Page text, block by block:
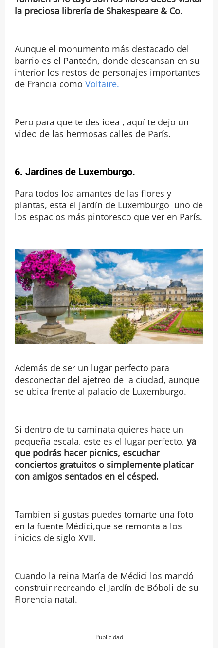
la preciosa librería de Shakespeare & Co.
Aunque el monumento más destacado del
barrio es el Panteón, donde descansan en su
interior los restos de personajes importantes
de Francia como Voltaire.
Pero para que te des idea , aquí te dejo un
video de las hermosas calles de París.
6. Jardines de Luxemburgo.
Para todos loa amantes de las flores y
plantas, esta el jardín de Luxemburgo uno de
los espacios más pintoresco que ver en París.
Además de ser un lugar perfecto para
desconectar del ajetreo de la ciudad, aunque
se ubica frente al palacio de Luxemburgo.
Sí dentro de tu caminata quieres hace un
pequeña escala, este es el lugar perfecto, ya
que podrás hacer picnics, escuchar
conciertos gratuitos o simplemente platicar
con amigos sentados en el césped.
Tambien si gustas puedes tomarte una foto
en la fuente Médici,que se remonta a los
inicios de siglo XVII.
Cuando la reina María de Médici los mandó
construir recreando el Jardín de Bóboli de su
Florencia natal.
Publicidad